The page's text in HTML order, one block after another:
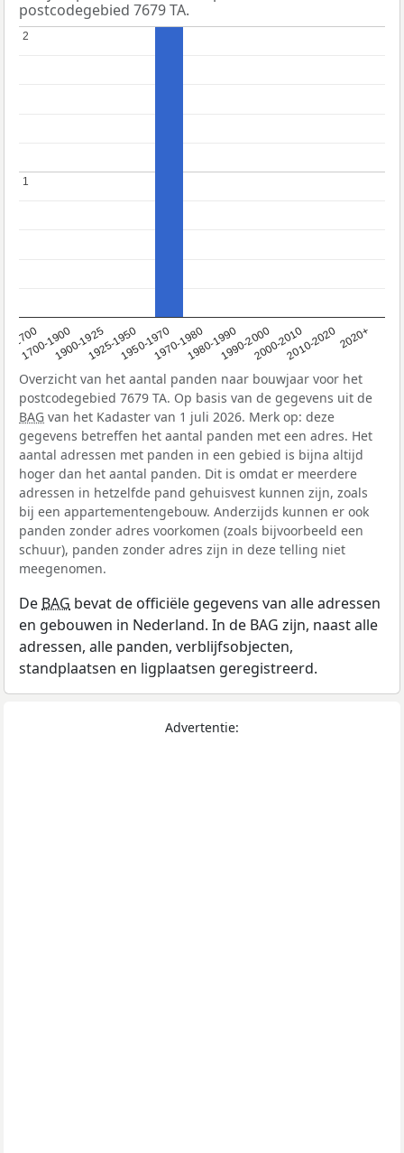
postcodegebied 7679 TA.
<1700
1700-19001900-19251925-19501950-19701970-19801980-19901990-20002000-20102010-20202020+
11
2
2
Overzicht van het aantal panden naar bouwjaar voor het
postcodegebied 7679 TA. Op basis van de gegevens uit de
BAG van het Kadaster van 1 juli 2026. Merk op: deze
gegevens betreffen het aantal panden met een adres. Het
aantal adressen met panden in een gebied is bijna altijd
hoger dan het aantal panden. Dit is omdat er meerdere
adressen in hetzelfde pand gehuisvest kunnen zijn, zoals
bij een appartementengebouw. Anderzijds kunnen er ook
panden zonder adres voorkomen (zoals bijvoorbeeld een
schuur), panden zonder adres zijn in deze telling niet
meegenomen.
De BAG bevat de officiële gegevens van alle adressen
en gebouwen in Nederland. In de BAG zijn, naast alle
adressen, alle panden, verblijfsobjecten,
standplaatsen en ligplaatsen geregistreerd.
Advertentie: